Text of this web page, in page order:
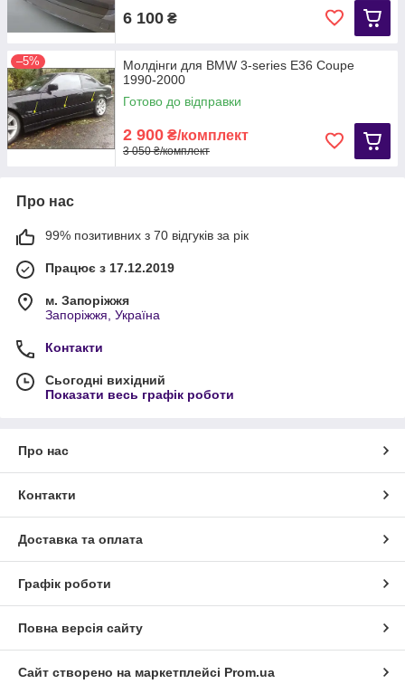
6 100 ₴
–5%
Молдінги для BMW 3-series E36 Coupe
1990-2000
Готово до відправки
2 900 ₴/комплект
3 050 ₴/комплект
Про нас
99% позитивних з 70 відгуків за рік
Працює з 17.12.2019
м. Запоріжжя
Запоріжжя, Україна
Контакти
Сьогодні вихідний
Показати весь графік роботи
Про нас
Контакти
Доставка та оплата
Графік роботи
Повна версія сайту
Сайт створено на маркетплейсі Prom.ua